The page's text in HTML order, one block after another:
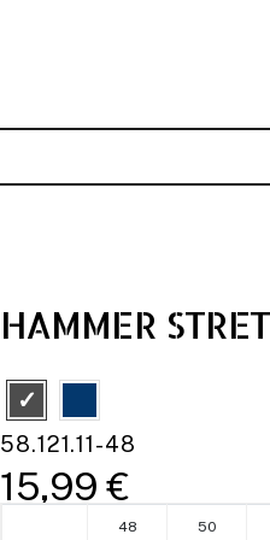
HAMMER
58.121.11-48
15,99 €
48 50